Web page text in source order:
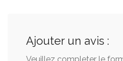
Ajouter un avis :